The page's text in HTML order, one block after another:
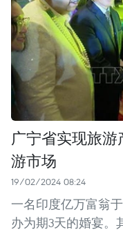
广宁省实现旅
游市场
19/02/2024 08:24
一名印度亿万富翁
办为期3天的婚宴。